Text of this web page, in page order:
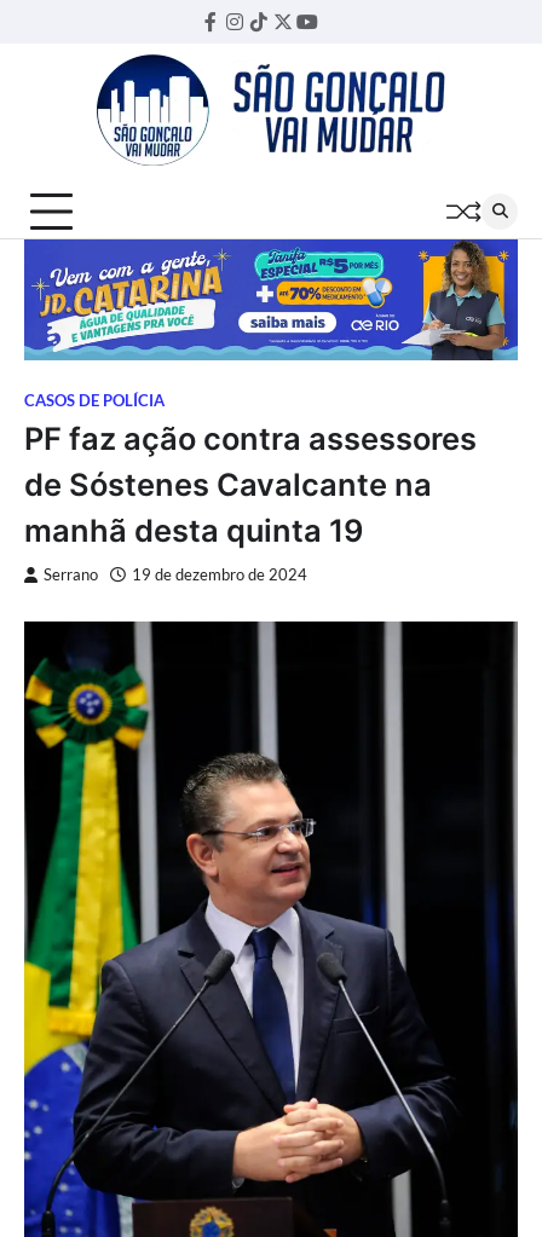
Facebook
Instagram
TikTok
TwitterYouTube
CASOS DE POLÍCIA
PF faz ação contra assessores
de Sóstenes Cavalcante na
manhã desta quinta 19
Serrano 19 de dezembro de 2024